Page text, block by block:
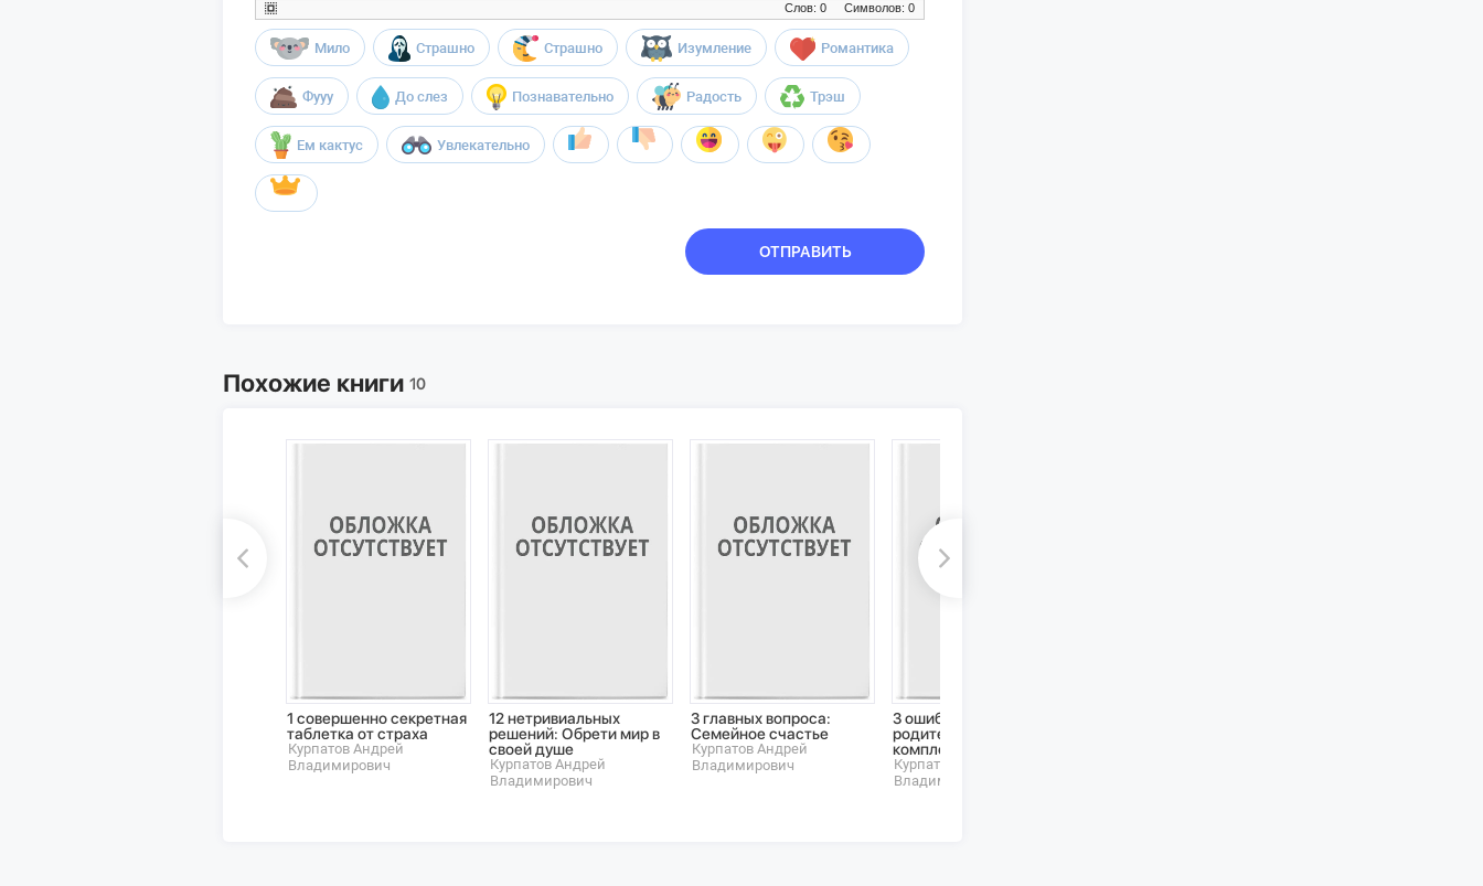
Символов: 0
Слов: 0
Мило Страшно Страшно Изумление Романтика
Фууу До слез Познавательно Радость Трэш
Ем кактус Увлекательно
ОТПРАВИТЬ
Похожие книги 10
1 совершенно секретная
таблетка от страха
Курпатов Андрей
Владимирович
12 нетривиальных
решений: Обрети мир в
своей душе
Курпатов Андрей
Владимирович
3 главных вопроса:
Семейное счастье
Курпатов Андрей
Владимирович
3 ошибки наших
родителей: Конфликты и
комплексы
Курпатов Андрей
Владимирович